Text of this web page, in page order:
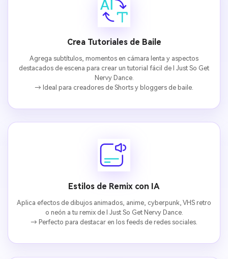
Crea Tutoriales de Baile
Agrega subtítulos, momentos en cámara lenta y aspectos
destacados de escena para crear un tutorial fácil de I Just So Get
Nervy Dance.
→ Ideal para creadores de Shorts y bloggers de baile.
Estilos de Remix con IA
Aplica efectos de dibujos animados, anime, cyberpunk, VHS retro
o neón a tu remix de I Just So Get Nervy Dance.
→ Perfecto para destacar en los feeds de redes sociales.
Crea imágenes IA
ilimitadas. 100 %
gratis!
Empieza Gratis→